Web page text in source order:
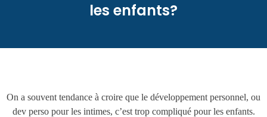
les enfants?
On a souvent tendance à croire que le développement personnel, ou
dev perso pour les intimes, c’est trop compliqué pour les enfants.